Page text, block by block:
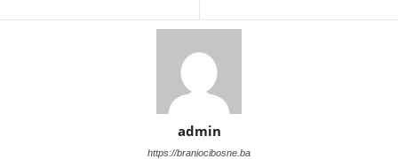
admin
https://braniocibosne.ba